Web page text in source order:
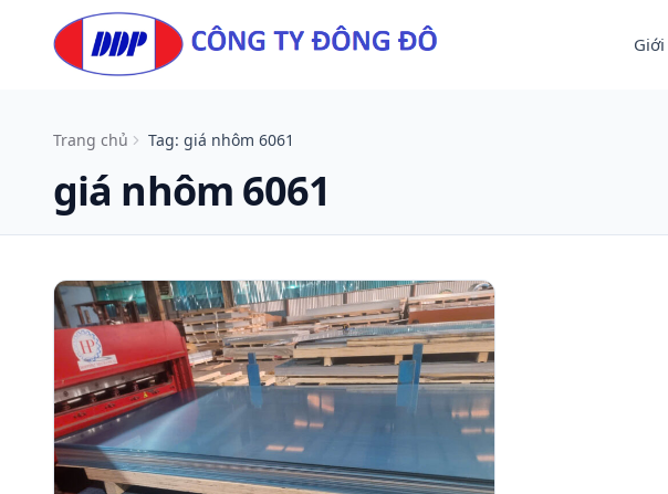
Skip to content
Trang chủ Tag: giá nhôm 6061
giá nhôm 6061